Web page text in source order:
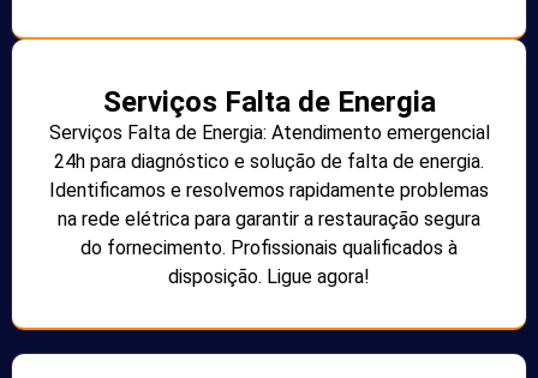
Serviços Falta de Energia
Serviços Falta de Energia: Atendimento emergencial
24h para diagnóstico e solução de falta de energia.
Identificamos e resolvemos rapidamente problemas
na rede elétrica para garantir a restauração segura
do fornecimento. Profissionais qualificados à
disposição. Ligue agora!